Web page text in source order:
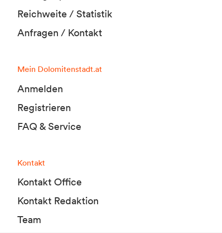
Reichweite / Statistik
Anfragen / Kontakt
Mein Dolomitenstadt.at
Anmelden
Registrieren
FAQ & Service
Kontakt
Kontakt Office
Kontakt Redaktion
Team